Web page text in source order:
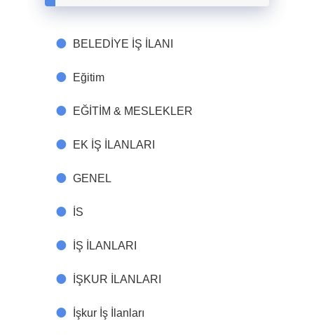
BELEDİYE İŞ İLANI
Eğitim
EĞİTİM & MESLEKLER
EK İŞ İLANLARI
GENEL
İS
İŞ İLANLARI
İŞKUR İLANLARI
İşkur İş İlanları